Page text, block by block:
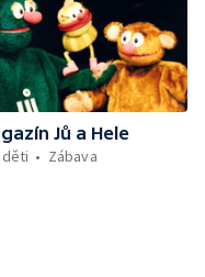
Jů a Hele
Zábava